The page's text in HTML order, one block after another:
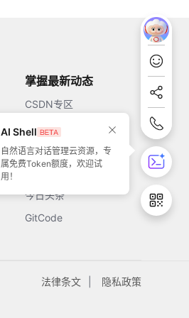
掌握最新动态
CSDN专区
知乎
开源中国
今日头条
GitCode
法律条文 隐私政策
AI Shell
自然语言对话管理云资源，专
属免费Token额度，欢迎试
用！